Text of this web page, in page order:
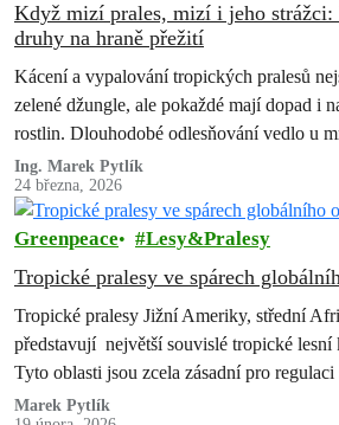
Když mizí prales, mizí i jeho
druhy na hraně přežití
Kácení a vypalování tropických pralesů
zelené džungle, ale pokaždé mají dopad i
rostlin. Dlouhodobé odlesňování vedlo u
Ing. Marek Pytlík
24 března, 2026
Greenpeace Lesy&Pralesy
Tropické pralesy ve spárech
Tropické pralesy Jižní Ameriky, střední
představují největší souvislé tropické lesní
Tyto oblasti jsou zcela zásadní pro
koloběh vody a uchování…
Marek Pytlík